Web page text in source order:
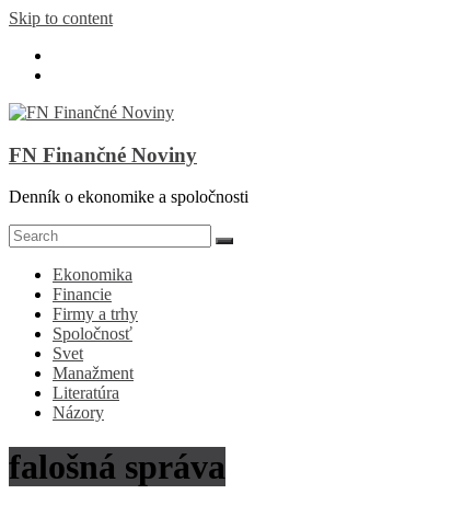
Skip to content
FN Finančné Noviny
Denník o ekonomike a spoločnosti
Ekonomika
Financie
Firmy a trhy
Spoločnosť
Svet
Manažment
Literatúra
Názory
falošná správa